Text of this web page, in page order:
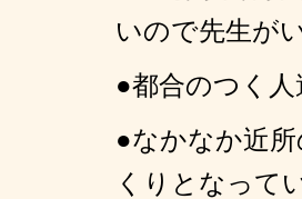
いので先生が
●都合のつく
●なかなか近
くりとなって